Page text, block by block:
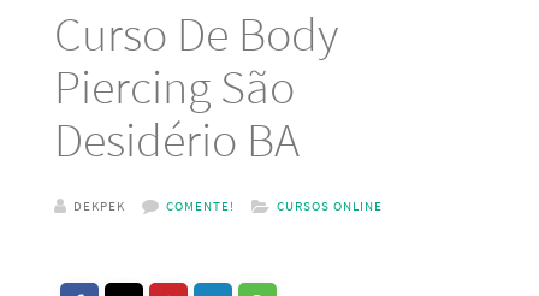
Curso De Body
Piercing São
Desidério BA
DEKPEK COMENTE! CURSOS ONLINE